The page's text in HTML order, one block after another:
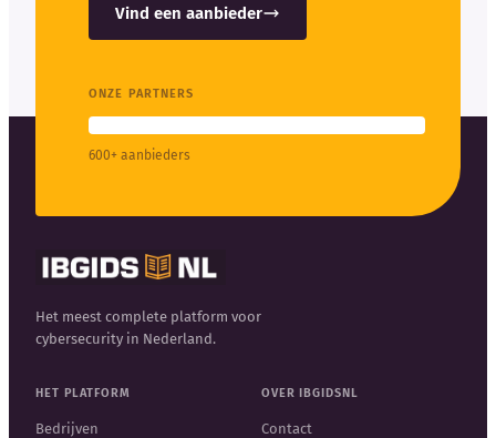
Vind een aanbieder
ONZE PARTNERS
600+ aanbieders
Het meest complete platform voor
cybersecurity in Nederland.
HET PLATFORM
Bedrijven
OVER IBGIDSNL
Contact